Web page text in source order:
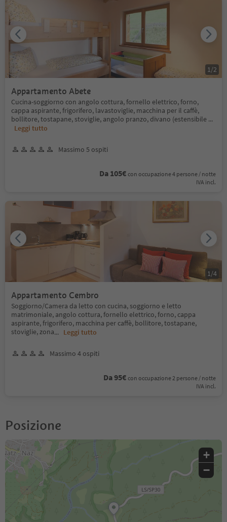
Appartamento Abete
Cucina-soggiorno con angolo cottura, fornello elettrico, forno,
cappa aspirante, frigorifero, lavastoviglie, macchina per il caffè,
bollitore, tostapane, stoviglie, angolo pranzo, divano (estensibile ...
Leggi tutto
Massimo 5 ospiti
Da 105€ con occupazione 4 persone / notte
IVA incl.
1 /2
Appartamento Cembro
Soggiorno/Camera da letto con cucina, soggiorno e letto
matrimoniale, angolo cottura, fornello elettrico, forno, cappa
aspirante, frigorifero, macchina per caffè, bollitore, tostapane,
stoviglie, zona... Leggi tutto
Massimo 4 ospiti
Da 95€ con occupazione 2 persone / notte
IVA incl.
1 /4
Posizione
+
−